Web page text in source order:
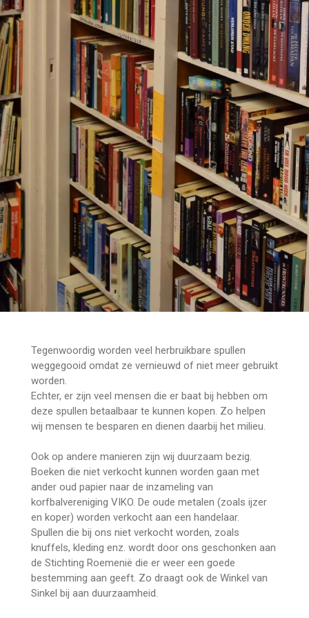
Tegenwoordig worden veel herbruikbare spullen
weggegooid omdat ze vernieuwd of niet meer gebruikt
worden.
Echter, er zijn veel mensen die er baat bij hebben om
deze spullen betaalbaar te kunnen kopen. Zo helpen
wij mensen te besparen en dienen daarbij het milieu.
Ook op andere manieren zijn wij duurzaam bezig.
Boeken die niet verkocht kunnen worden gaan met
ander oud papier naar de inzameling van
korfbalvereniging VIKO. De oude metalen (zoals ijzer
en koper) worden verkocht aan een handelaar.
Spullen die bij ons niet verkocht worden, zoals
knuffels, kleding enz. wordt door ons geschonken aan
de Stichting Roemenië die er weer een goede
bestemming aan geeft. Zo draagt ook de Winkel van
Sinkel bij aan duurzaamheid.